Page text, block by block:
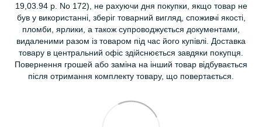
19,03.94 р. No 172), не рахуючи дня покупки, якщо товар не
був у використанні, зберіг товарний вигляд, споживчі якості,
пломби, ярлики, а також супроводжується документами,
видаленими разом із товаром під час його купівлі. Доставка
товару в центральний офіс здійснюється завдяки покупця.
Повернення грошей або заміна на інший товар відбувається
після отримання комплекту товару, що повертається.